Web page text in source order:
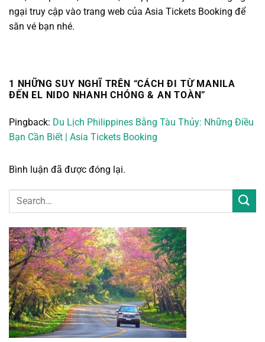
ngại truy cập vào trang web của Asia Tickets Booking để
săn vé bạn nhé.
1 NHỮNG SUY NGHĨ TRÊN “CÁCH ĐI TỪ MANILA
ĐẾN EL NIDO NHANH CHÓNG & AN TOÀN”
Pingback: Du Lịch Philippines Bằng Tàu Thủy: Những Điều
Bạn Cần Biết | Asia Tickets Booking
Bình luận đã được đóng lại.